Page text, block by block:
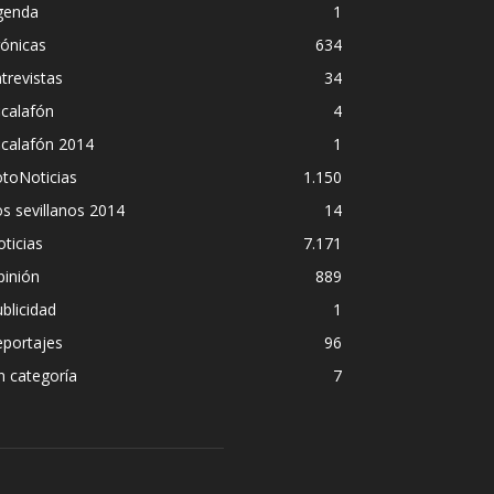
1
634
34
4
2014
1
1.150
sevillanos 2014
14
7.171
889
1
96
categoría
7